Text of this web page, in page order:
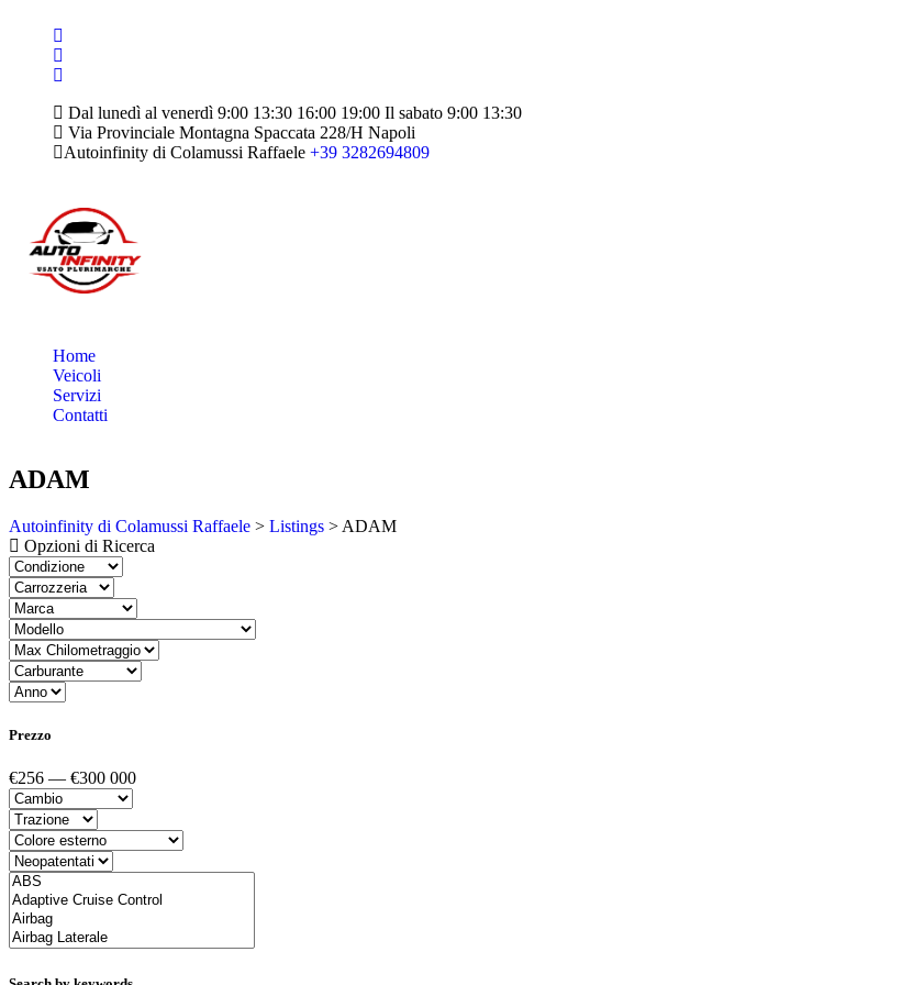
Dal lunedì al venerdì 9:00 13:30 16:00 19:00 Il sabato 9:00 13:30
Via Provinciale Montagna Spaccata 228/H Napoli
Autoinfinity di Colamussi Raffaele +39 3282694809
Home
Veicoli
Servizi
Contatti
ADAM
Autoinfinity di Colamussi Raffaele > Listings > ADAM
Opzioni di Ricerca
Prezzo
€256 — €300 000